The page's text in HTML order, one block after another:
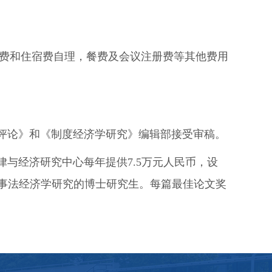
和住宿费自理，餐费及会议注册费等其他费用
》和《制度经济学研究》编辑部接受审稿。
与经济研究中心每年提供7.5万元人民币，设
法经济学研究的博士研究生。每篇最佳论文奖